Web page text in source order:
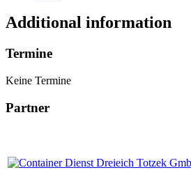
Additional information
Termine
Keine Termine
Partner